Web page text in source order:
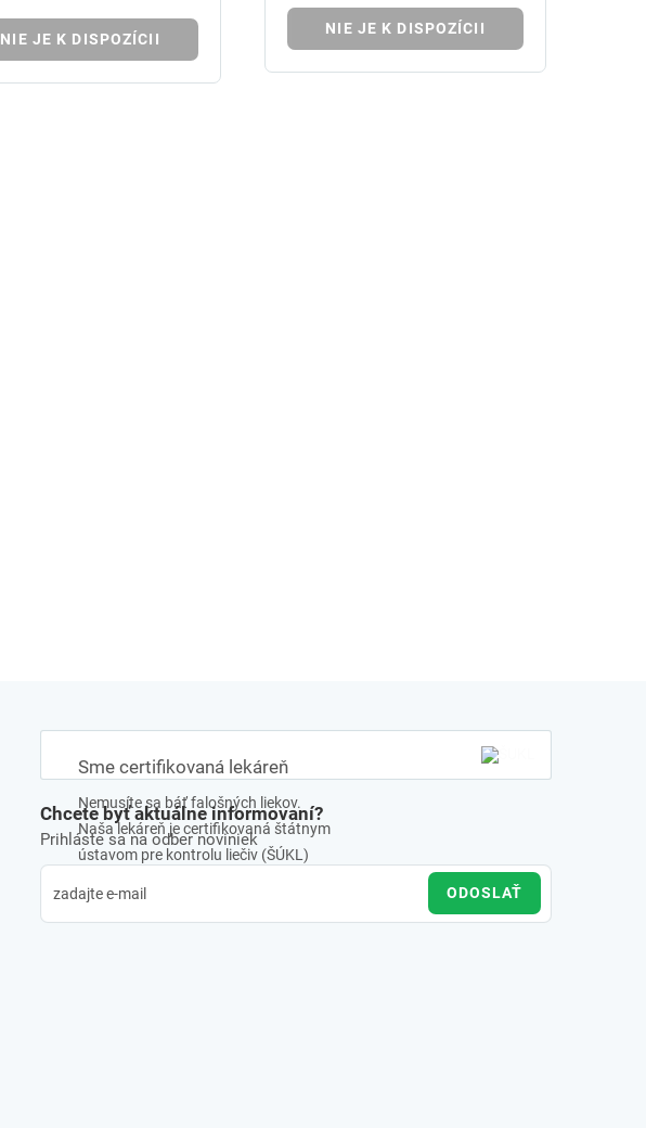
NIE JE K DISPOZÍCII
NIE JE K DISPOZÍCII
Sme certifikovaná lekáreň
Nemusíte sa báť falošných liekov.
Naša lekáreň je certifikovaná štátnym
ústavom pre kontrolu liečiv (ŠÚKL)
Chcete byť aktuálne informovaní?
Prihláste sa na odber noviniek
ODOSLAŤ